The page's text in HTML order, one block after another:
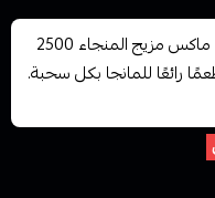
تمتع بتجربة مدهشة مع سحبات اكسترا ماكس مزيج المنجاء 2500
رائعًا للمانجا بكل سحبة.